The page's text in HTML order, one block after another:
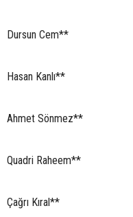
Dursun Cem**
Hasan Kanlı**
Ahmet Sönmez**
Quadri Raheem**
Çağrı Kıral**